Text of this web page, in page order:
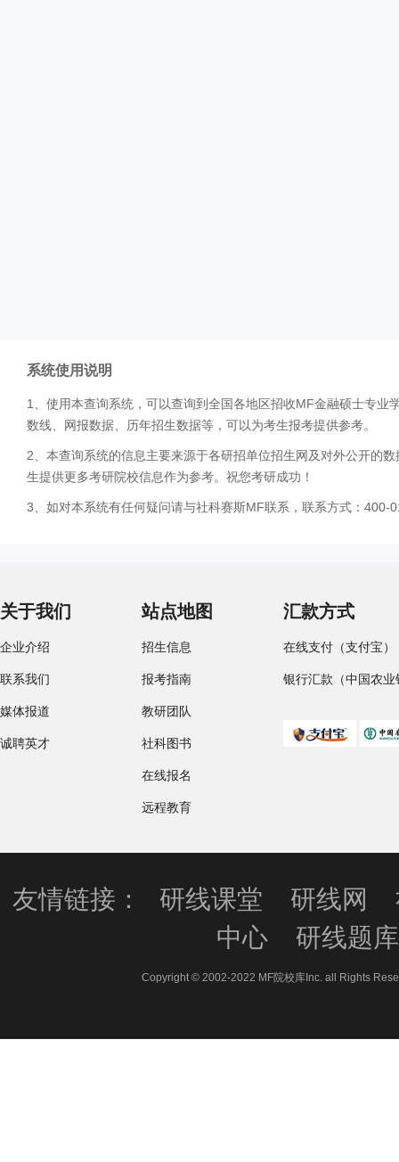
系统使用说明
1、使用本查询系统，可以查询到全国各地区招收MF金融硕士专
数线、网报数据、历年招生数据等，可以为考生报考提供参考。
2、本查询系统的信息主要来源于各研招单位招生网及对外公开的
生提供更多考研院校信息作为参考。祝您考研成功！
3、如对本系统有任何疑问请与社科赛斯MF联系，联系方式：400-
关于我们
企业介绍
联系我们
媒体报道
诚聘英才
站点地图
招生信息
报考指南
教研团队
社科图书
在线报名
远程教育
汇款方式
在线支付（支付宝）
银行汇款（中国农业
友情链接： 研线课堂 研线网
中心
研线题库
Copyright © 2002-2022 MF院校库Inc. all Rights